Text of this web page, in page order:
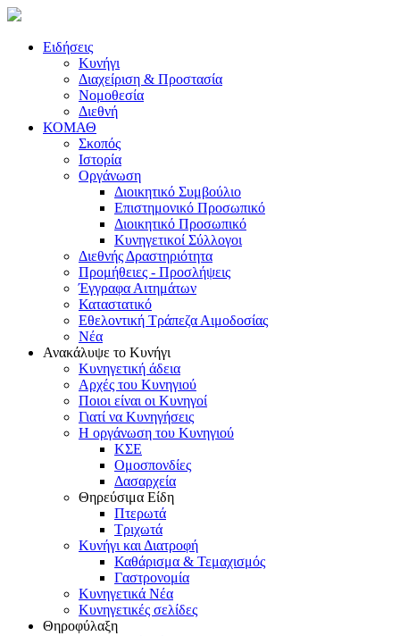
Ειδήσεις
Κυνήγι
Διαχείριση & Προστασία
Νομοθεσία
Διεθνή
ΚΟΜΑΘ
Σκοπός
Ιστορία
Οργάνωση
Διοικητικό Συμβούλιο
Επιστημονικό Προσωπικό
Διοικητικό Προσωπικό
Κυνηγετικοί Σύλλογοι
Διεθνής Δραστηριότητα
Προμήθειες - Προσλήψεις
Έγγραφα Αιτημάτων
Καταστατικό
Εθελοντική Τράπεζα Αιμοδοσίας
Νέα
Ανακάλυψε το Κυνήγι
Κυνηγετική άδεια
Αρχές του Κυνηγιού
Ποιοι είναι οι Κυνηγοί
Γιατί να Κυνηγήσεις
Η οργάνωση του Κυνηγιού
ΚΣΕ
Ομοσπονδίες
Δασαρχεία
Θηρεύσιμα Είδη
Πτερωτά
Τριχωτά
Κυνήγι και Διατροφή
Καθάρισμα & Τεμαχισμός
Γαστρονομία
Κυνηγετικά Νέα
Κυνηγετικές σελίδες
Θηροφύλαξη